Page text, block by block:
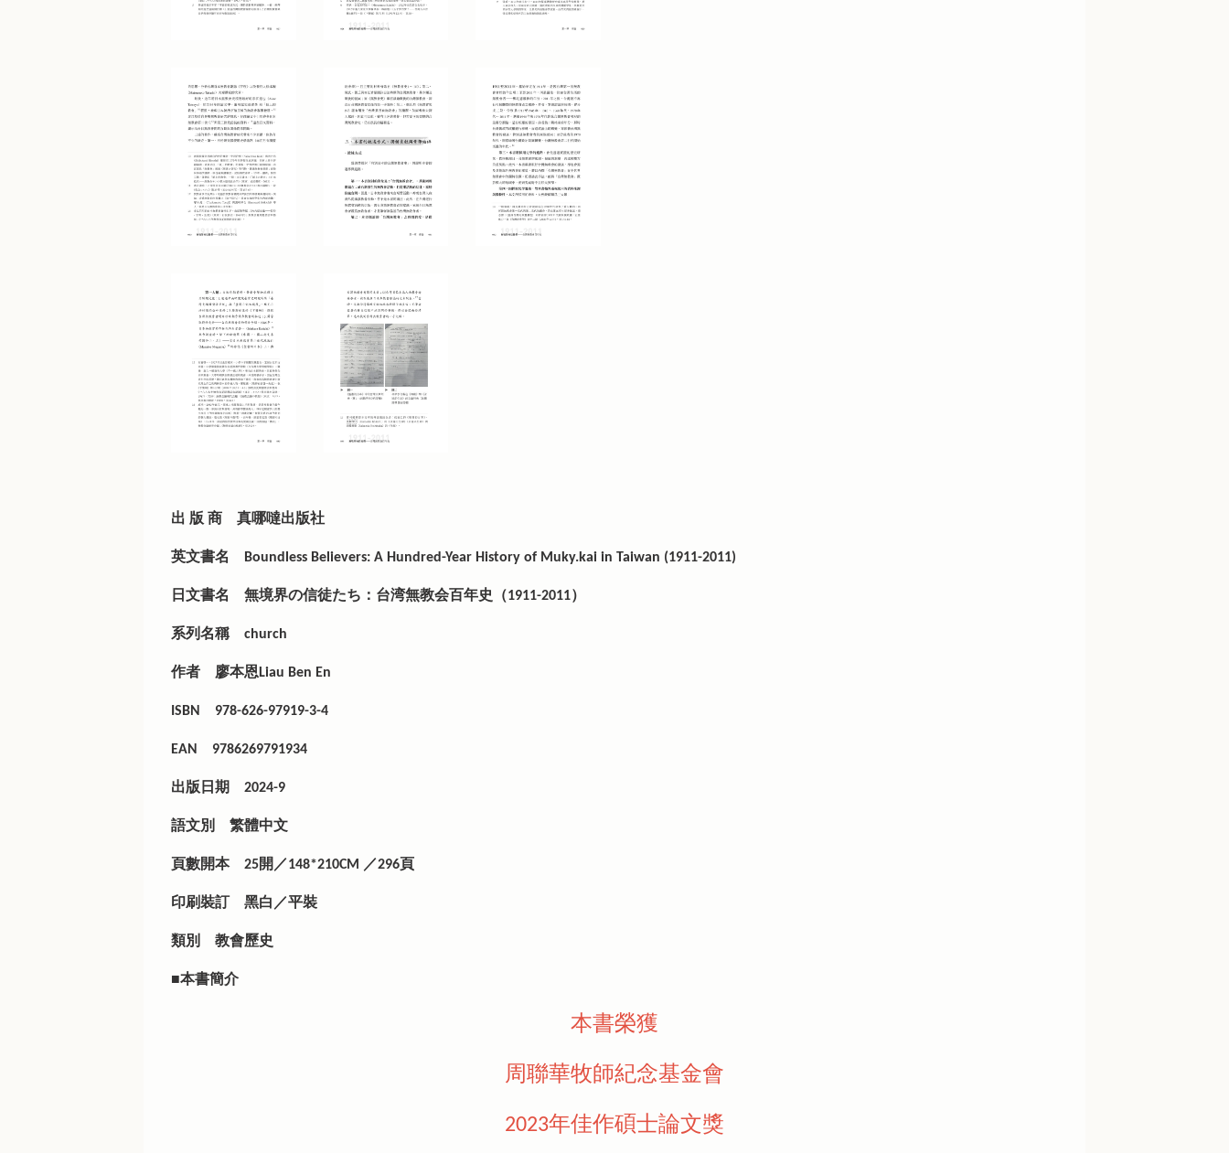
出 版 商 真哪噠出版社
英文書名 Boundless Believers: A Hundred-Year History of Muky.kai in Taiwan (1911-2011)
日文書名 無境界の信徒たち：台湾無教会百年史（1911-2011）
系列名稱 church
作者 廖本恩Liau Ben En
ISBN 978-626-97919-3-4
EAN 9786269791934
出版日期 2024-9
語文別 繁體中文
頁數開本 25開／148*210CM ／296頁
印刷裝訂 黑白／平裝
類別 教會歷史
■本書簡介
本書榮獲
周聯華牧師紀念基金會
2023年佳作碩士論文獎